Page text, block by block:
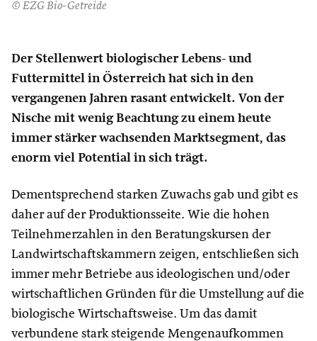
© EZG Bio-Getreide
Der Stellenwert biologischer Lebens- und
Futtermittel in Österreich hat sich in den
vergangenen Jahren rasant entwickelt. Von der
Nische mit wenig Beachtung zu einem heute
immer stärker wachsenden Marktsegment, das
enorm viel Potential in sich trägt.
Dementsprechend starken Zuwachs gab und gibt es
daher auf der Produktionsseite. Wie die hohen
Teilnehmerzahlen in den Beratungskursen der
Landwirtschaftskammern zeigen, entschließen sich
immer mehr Betriebe aus ideologischen und/oder
wirtschaftlichen Gründen für die Umstellung auf die
biologische Wirtschaftsweise. Um das damit
verbundene stark steigende Mengenaufkommen